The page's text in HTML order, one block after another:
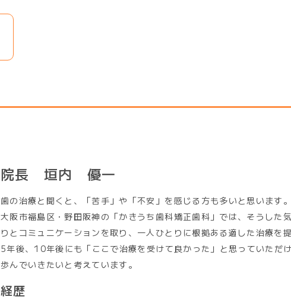
院長 垣内 優一
歯の治療と聞くと、「苦手」や「不安」を感じる方も多いと思います。
大阪市福島区・野田阪神の「かきうち歯科矯正歯科」では、そうした
りとコミュニケーションを取り、一人ひとりに根拠ある適した治療を
5年後、10年後にも「ここで治療を受けて良かった」と思っていただ
歩んでいきたいと考えています。
経歴